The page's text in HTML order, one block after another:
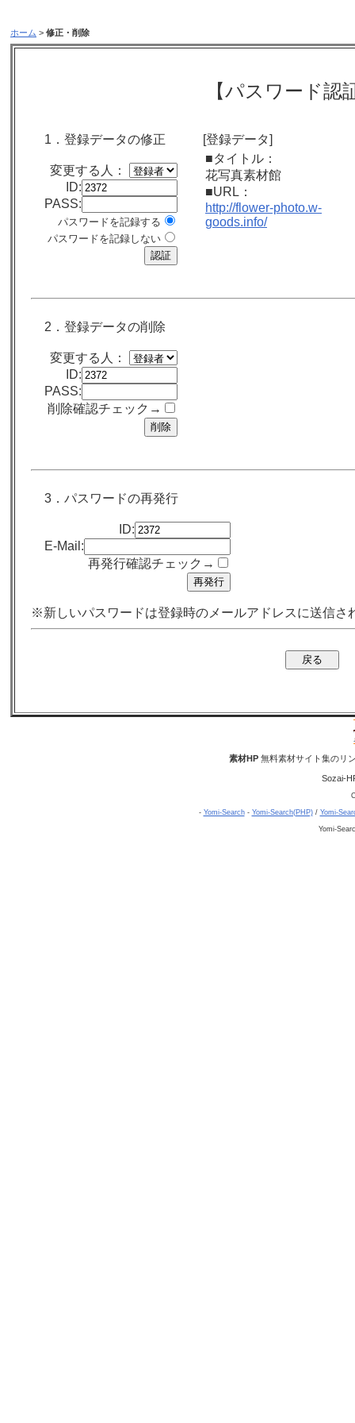
ホーム > 修正・削除
【パスワード認
1．登録データの修正
変更する人：
ID:
PASS:
パスワードを記録する
パスワードを記録しない
[登録データ]
■タイトル：
花写真素材館
■URL：
http://flower-photo.w-
goods.info/
2．登録データの削除
変更する人：
ID:
PASS:
削除確認チェック→
3．パスワードの再発行
ID:
E-Mail:
再発行確認チェック→
※新しいパスワードは登録時のメールアドレスに送信さ
素材HP無料素材サイト集のリ
Sozai-
- Yomi-Search- Yomi-Search(PHP)/ Yomi-
Yomi-